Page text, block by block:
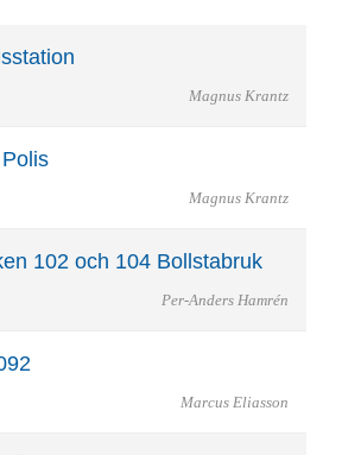
Magnus Krantz
Magnus Krantz
102 och 104 Bollstabruk
Per-Anders Hamrén
Marcus Eliasson